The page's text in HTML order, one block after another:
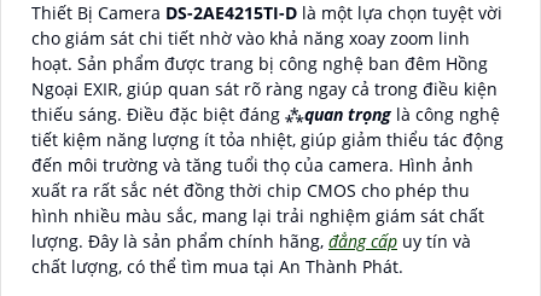
Thiết Bị Camera DS-2AE4215TI-D là một lựa chọn tuyệt vời
cho giám sát chi tiết nhờ vào khả năng xoay zoom linh
hoạt. Sản phẩm được trang bị công nghệ ban đêm Hồng
Ngoại EXIR, giúp quan sát rõ ràng ngay cả trong điều kiện
thiếu sáng. Điều đặc biệt đáng ⁂quan trọng là công nghệ
tiết kiệm năng lượng ít tỏa nhiệt, giúp giảm thiểu tác động
đến môi trường và tăng tuổi thọ của camera. Hình ảnh
xuất ra rất sắc nét đồng thời chip CMOS cho phép thu
hình nhiều màu sắc, mang lại trải nghiệm giám sát chất
lượng. Đây là sản phẩm chính hãng, đẳng cấp uy tín và
chất lượng, có thể tìm mua tại An Thành Phát.